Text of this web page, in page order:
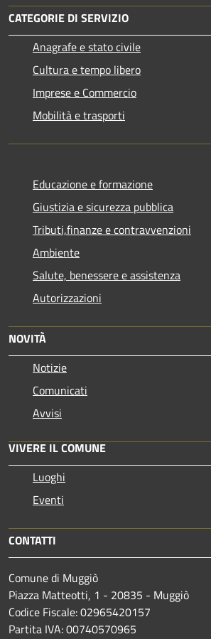
CATEGORIE DI SERVIZIO
Anagrafe e stato civile
Cultura e tempo libero
Imprese e Commercio
Mobilità e trasporti
Educazione e formazione
Giustizia e sicurezza pubblica
Tributi,finanze e contravvenzioni
Ambiente
Salute, benessere e assistenza
Autorizzazioni
NOVITÀ
Notizie
Comunicati
Avvisi
VIVERE IL COMUNE
Luoghi
Eventi
CONTATTI
Comune di Muggiò
Piazza Matteotti, 1 - 20835 - Muggiò
Codice Fiscale: 02965420157
Partita IVA: 00740570965